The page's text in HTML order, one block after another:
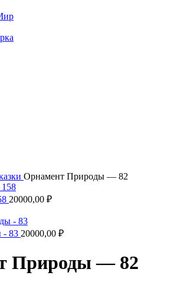
Орнамент Природы — 82
20000,00 ₽
- 83 20000,00 ₽
Природы — 82